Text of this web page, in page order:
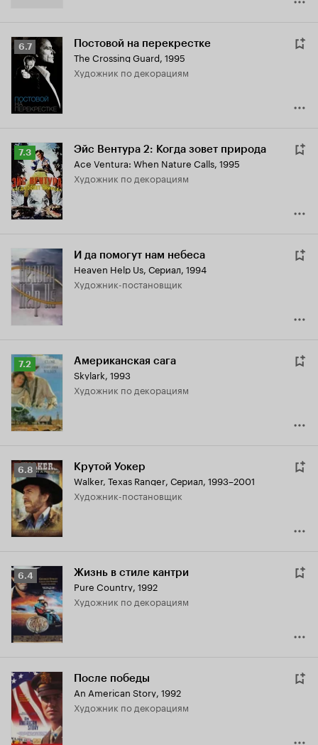
Рейтинг
Кинопоиска
6.7
6.7 Постовой на перекрестке
The Crossing Guard, 1995
Художник по декорациям
Рейтинг
Кинопоиска
7.3
7.3 Эйс Вентура 2: Когда зовет природа
Ace Ventura: When Nature Calls, 1995
Художник по декорациям
И да помогут нам небеса
Heaven Help Us, Сериал, 1994
Художник-постановщик
Рейтинг
Кинопоиска
7.2
7.2 Американская сага
Skylark, 1993
Художник по декорациям
Рейтинг
Кинопоиска
6.8
6.8 Крутой Уокер
Walker, Texas Ranger, Сериал, 1993–2001
Художник-постановщик
Рейтинг
Кинопоиска
6.4
6.4 Жизнь в стиле кантри
Pure Country, 1992
Художник по декорациям
После победы
An American Story, 1992
Художник по декорациям